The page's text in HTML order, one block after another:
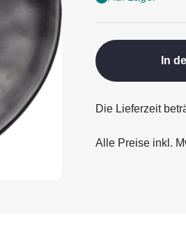
In
Die Lieferzeit
Alle Preise inkl.